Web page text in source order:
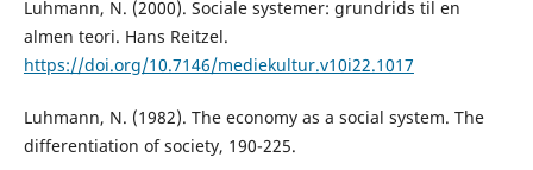
Luhmann, N. (2000). Sociale systemer: grundrids til en
almen teori. Hans Reitzel.
https://doi.org/10.7146/mediekultur.v10i22.1017
Luhmann, N. (1982). The economy as a social system. The
differentiation of society, 190-225.